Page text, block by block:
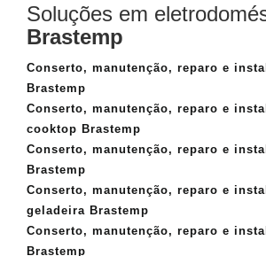
Soluções em
Brastemp
Conserto, manutenção, reparo e
Brastemp
Conserto, manutenção, reparo e
cooktop Brastemp
Conserto, manutenção, reparo e
Brastemp
Conserto, manutenção, reparo e
geladeira Brastemp
Conserto, manutenção, reparo e
Brastemp